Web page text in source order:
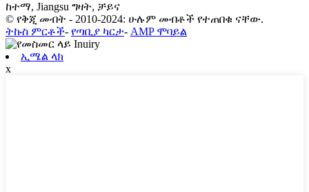
ከተማ, Jiangsu ግዛት, ቻይና
© የቅጂ መብት - 2010-2024: ሁሉም መብቶች የተጠበቁ ናቸው.
ትኩስ ምርቶች- የጣቢያ ካርታ- AMP ሞባይል
ኢሜል ላክ
x